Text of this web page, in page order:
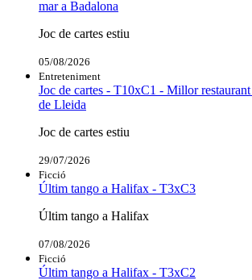
mar a Badalona
Joc de cartes estiu
05/08/2026
Entreteniment
Joc de cartes - T10xC1 - Millor
de Lleida
Joc de cartes estiu
29/07/2026
Ficció
Últim tango a Halifax - T3xC3
Últim tango a Halifax
07/08/2026
Ficció
Últim tango a Halifax - T3xC2